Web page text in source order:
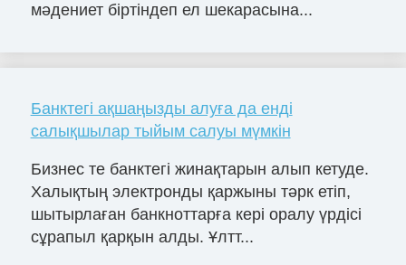
мәдениет біртіндеп ел шекарасына...
Банктегі ақшаңызды алуға да енді
салықшылар тыйым салуы мүмкін
Бизнес те банктегі жинақтарын алып кетуде.
Халықтың электронды қаржыны тәрк етіп,
шытырлаған банкноттарға кері оралу үрдісі
сұрапыл қарқын алды. Ұлтт...